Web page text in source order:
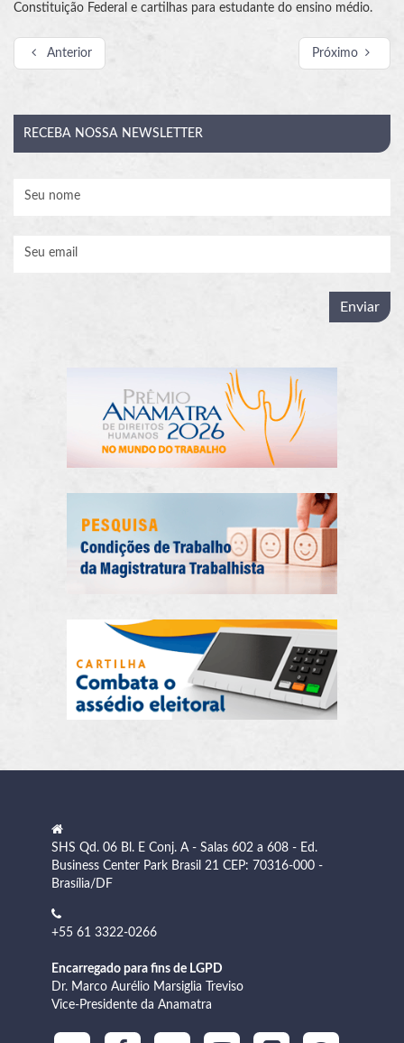
Constituição Federal e cartilhas para estudante do ensino médio.
Anterior Próximo
RECEBA NOSSA NEWSLETTER
SHS Qd. 06 Bl. E Conj. A - Salas 602 a 608 - Ed.
Business Center Park Brasil 21 CEP: 70316-000 -
Brasília/DF
+55 61 3322-0266
Encarregado para fins de LGPD
Dr. Marco Aurélio Marsiglia Treviso
Vice-Presidente da Anamatra